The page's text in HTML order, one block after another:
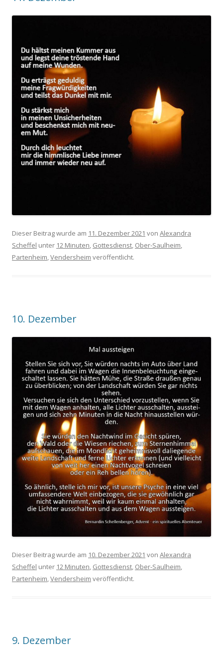
Dieser Beitrag wurde am 11. Dezember 2021 von Alexandra
Scheffel unter 12 Minuten, Gottesdienst, Ober-Saulheim,
Partenheim,Vendersheim veröffentlicht.
10. Dezember
Dieser Beitrag wurde am 10. Dezember 2021 von Alexandra
Scheffel unter 12 Minuten, Gottesdienst, Ober-Saulheim,
Partenheim,Vendersheim veröffentlicht.
9. Dezember